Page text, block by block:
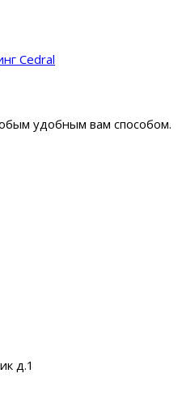
Cedral
удобным вам способом.
д.1